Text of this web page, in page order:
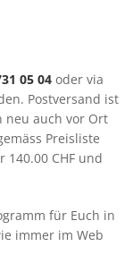
05 04 oder via
Postversand ist
neu auch vor Ort
Preisliste
CHF und
für Euch in
immer im Web